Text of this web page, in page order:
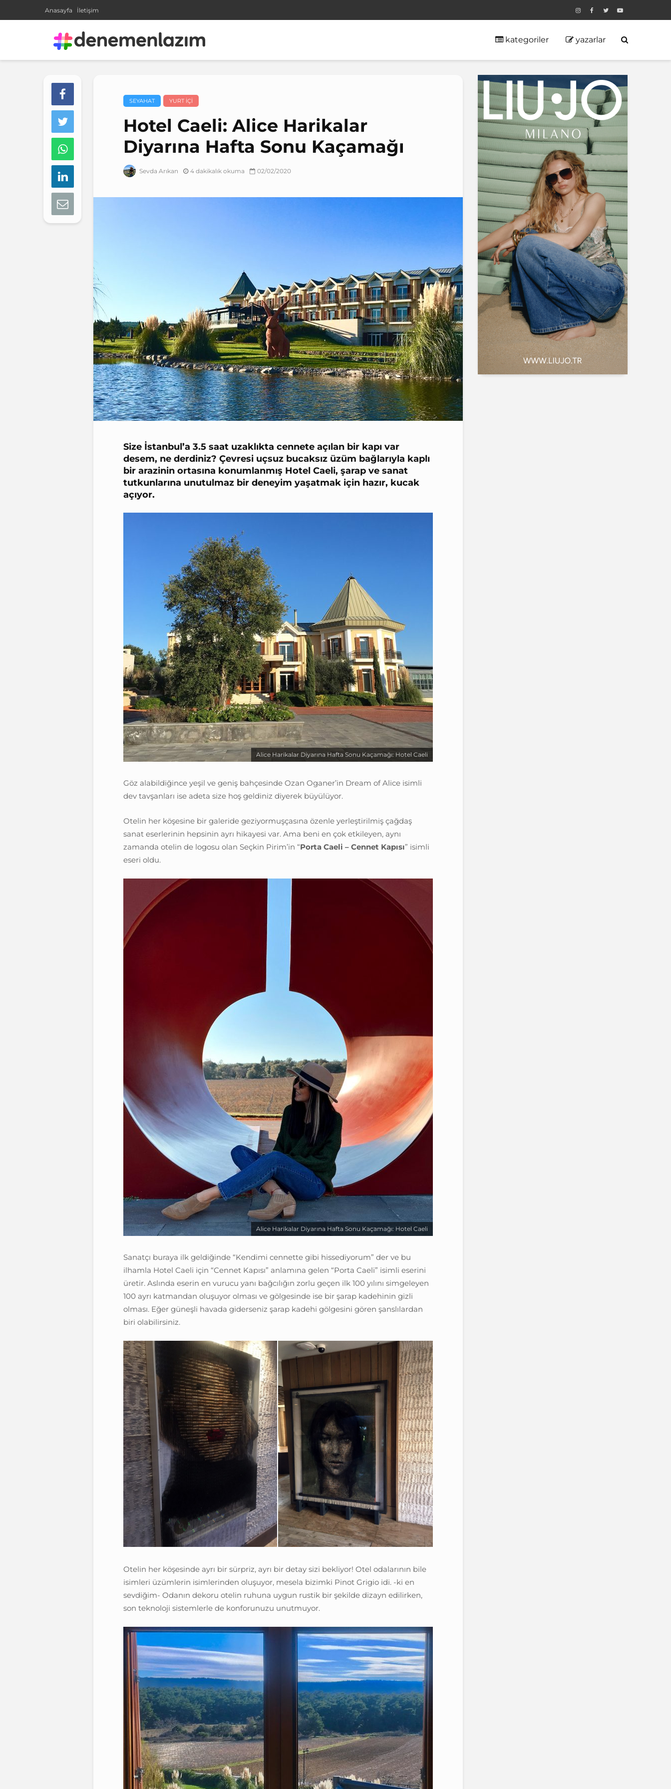
Anasayfa İletişim
kategoriler yazarlar
SEYAHAT YURT IÇI
Hotel Caeli: Alice Harikalar
Diyarına Hafta Sonu Kaçamağı
Sevda Arıkan 4 dakikalık okuma 02/02/2020
Size İstanbul’a 3.5 saat uzaklıkta cennete açılan bir kapı var
desem, ne derdiniz? Çevresi uçsuz bucaksız üzüm bağlarıyla kaplı
bir arazinin ortasına konumlanmış Hotel Caeli, şarap ve sanat
tutkunlarına unutulmaz bir deneyim yaşatmak için hazır, kucak
açıyor.
Alice Harikalar Diyarına Hafta Sonu Kaçamağı: Hotel Caeli
Göz alabildiğince yeşil ve geniş bahçesinde Ozan Oganer’in Dream of Alice isimli
dev tavşanları ise adeta size hoş geldiniz diyerek büyülüyor.
Otelin her köşesine bir galeride geziyormuşçasına özenle yerleştirilmiş çağdaş
sanat eserlerinin hepsinin ayrı hikayesi var. Ama beni en çok etkileyen, aynı
zamanda otelin de logosu olan Seçkin Pirim’in “Porta Caeli – Cennet Kapısı” isimli
eseri oldu.
Alice Harikalar Diyarına Hafta Sonu Kaçamağı: Hotel Caeli
Sanatçı buraya ilk geldiğinde “Kendimi cennette gibi hissediyorum” der ve bu
ilhamla Hotel Caeli için “Cennet Kapısı” anlamına gelen “Porta Caeli” isimli eserini
üretir. Aslında eserin en vurucu yanı bağcılığın zorlu geçen ilk 100 yılını simgeleyen
100 ayrı katmandan oluşuyor olması ve gölgesinde ise bir şarap kadehinin gizli
olması. Eğer güneşli havada giderseniz şarap kadehi gölgesini gören şanslılardan
biri olabilirsiniz.
Otelin her köşesinde ayrı bir sürpriz, ayrı bir detay sizi bekliyor! Otel odalarının bile
isimleri üzümlerin isimlerinden oluşuyor, mesela bizimki Pinot Grigio idi. -ki en
sevdiğim- Odanın dekoru otelin ruhuna uygun rustik bir şekilde dizayn edilirken,
son teknoloji sistemlerle de konforunuzu unutmuyor.